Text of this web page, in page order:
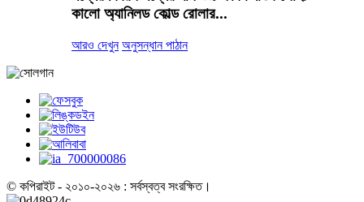
কালো অ্যানিলড কোল্ড রোলার...
আরও দেখুন অনুসন্ধান পাঠান
© কপিরাইট - ২০১০-২০২৬ : সর্বস্বত্ব সংরক্ষিত।